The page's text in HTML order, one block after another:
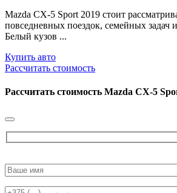
Mazda CX-5 Sport 2019 стоит
повседневных поездок, семейных задач
Белый кузов ...
Купить авто
Рассчитать стоимость
Рассчитать стоимость Mazda CX-5
leave